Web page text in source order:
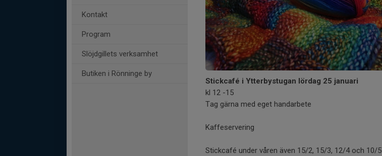
Kontakt
Program
Slöjdgillets verksamhet
Butiken i Rönninge by
Stickcafé i Ytterbystugan lördag 25 januari
kl 12 -15
Tag gärna med eget handarbete
Kaffeservering
Stickcafé under våren även 15/2, 15/3, 12/4 och 10/5